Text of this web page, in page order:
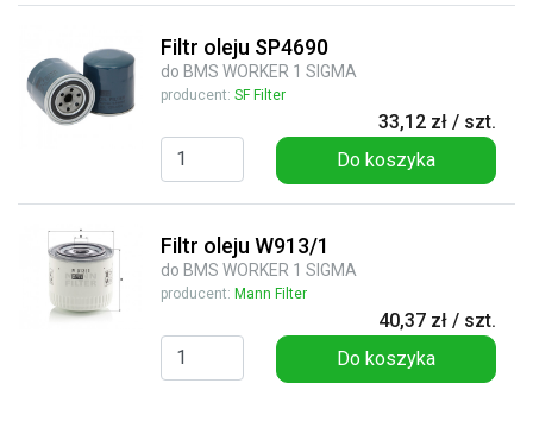
Filtr oleju SP4690
do BMS WORKER 1 SIGMA
producent: SF Filter
33,12 zł / szt.
Do koszyka
Filtr oleju W913/1
do BMS WORKER 1 SIGMA
producent: Mann Filter
40,37 zł / szt.
Do koszyka